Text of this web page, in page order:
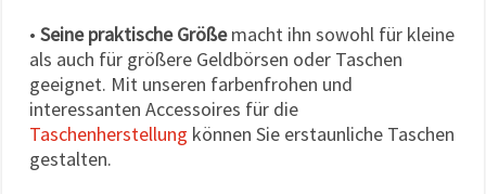
• Seine praktische Größemacht ihn sowohl für kleine
als auch für größere Geldbörsen oder Taschen
geeignet. Mit unseren farbenfrohen und
interessanten Accessoires für die
Taschenherstellung können Sie erstaunliche Taschen
gestalten.